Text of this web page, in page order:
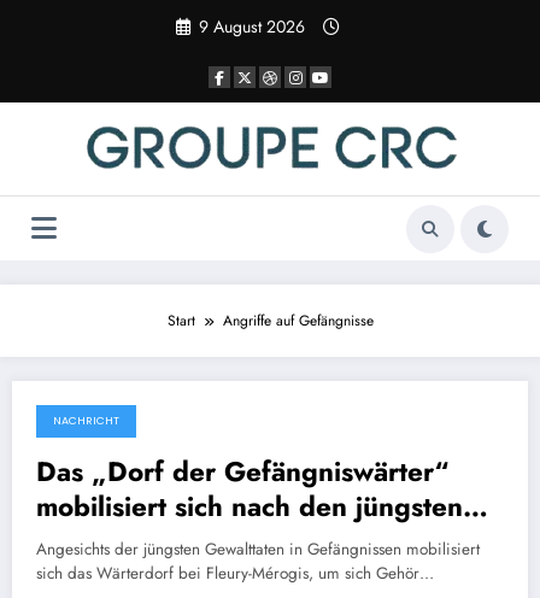
9 August 2026
Start Angriffe auf Gefängnisse
17 April 2025
NACHRICHT
Das „Dorf der Gefängniswärter“
mobilisiert sich nach den jüngsten
Angriffen auf die Gefängnisse in der
Nähe von Fleury-Mérogis.
Angesichts der jüngsten Gewalttaten in Gefängnissen mobilisiert
sich das Wärterdorf bei Fleury-Mérogis, um sich Gehör…